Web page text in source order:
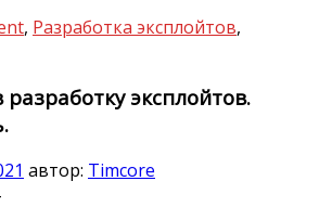
, Разработка эксплойтов,
эксплойтов.
автор: Timcore